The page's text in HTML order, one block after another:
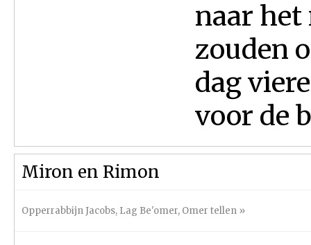
naar het
zouden
dag
voor de
Miron en Rimon
Opperrabbijn Jacobs, Lag Be'omer, Omer tellen »